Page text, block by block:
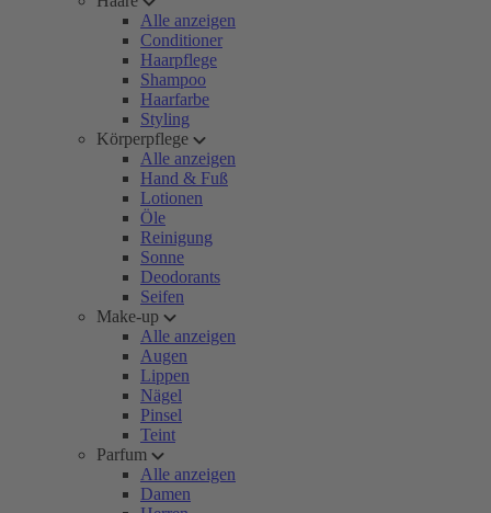
Alle anzeigen
Conditioner
Haarpflege
Shampoo
Haarfarbe
Styling
Körperpflege
Alle anzeigen
Hand & Fuß
Lotionen
Öle
Reinigung
Sonne
Deodorants
Seifen
Make-up
Alle anzeigen
Augen
Lippen
Nägel
Pinsel
Teint
Parfum
Alle anzeigen
Damen